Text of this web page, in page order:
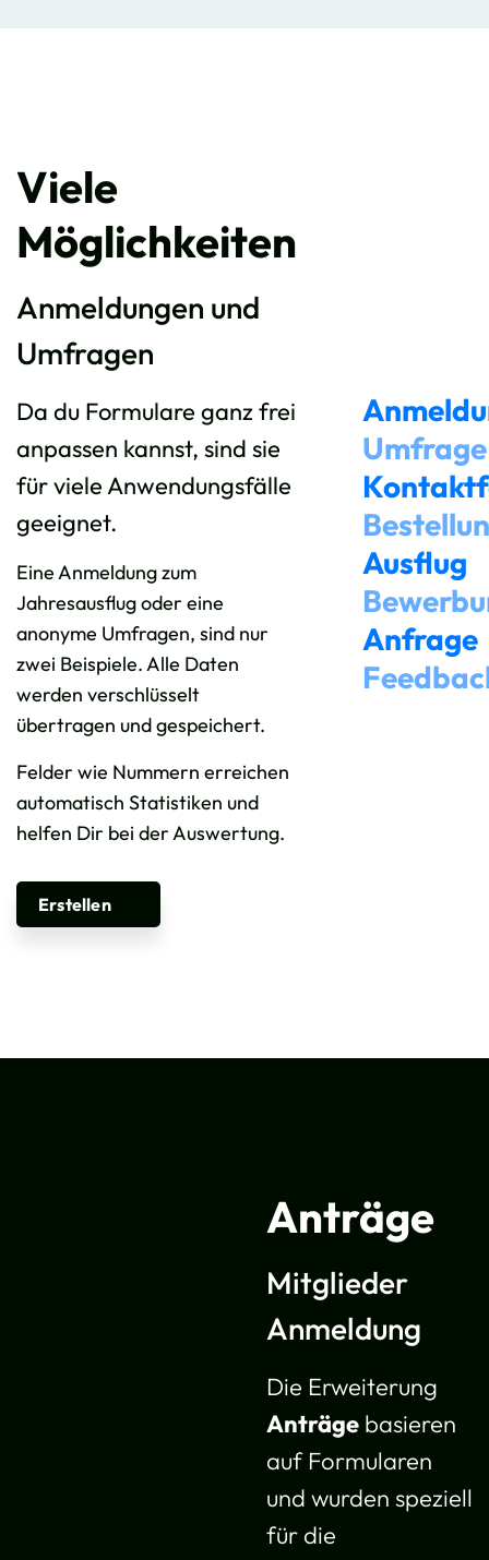
Viele
Möglichkeiten
Anmeldungen und
Umfragen
Da du Formulare ganz frei
anpassen kannst, sind sie
für viele Anwendungsfälle
geeignet.
Eine Anmeldung zum
Jahresausflug oder eine
anonyme Umfragen, sind nur
zwei Beispiele. Alle Daten
werden verschlüsselt
übertragen und gespeichert.
Felder wie Nummern erreichen
automatisch Statistiken und
helfen Dir bei der Auswertung.
Erstellen
Umfrage
Ausflug
Anfrage
Anträge
Mitglieder
Anmeldung
Die Erweiterung
Anträge basieren
auf Formularen
und wurden speziell
für die